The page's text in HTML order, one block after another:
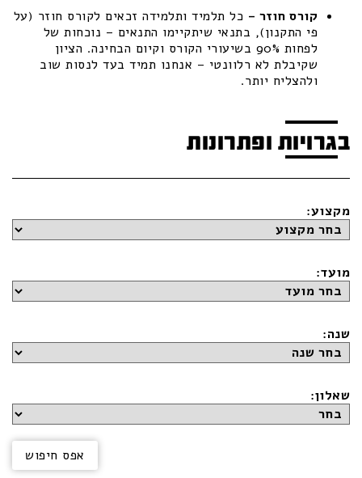
קורס חוזר – כל תלמיד ותלמידה זכאים לקורס חוזר (על
פי התקנון), בתנאי שיתקיימו התנאים – נוכחות של
לפחות 90% בשיעורי הקורס וקיום הבחינה. הציון
שקיבלת לא רלוונטי – אנחנו תמיד בעד לנסות שוב
ולהצליח יותר.
בגרויות ופתרונות
מקצוע:
מועד:
שנה:
שאלון: